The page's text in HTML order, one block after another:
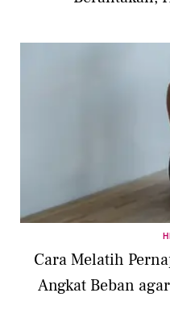
Cara Melatih
Angkat Beban